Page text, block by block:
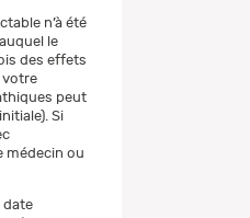
n’à été
le
des effets
votre
peut
Si
médecin ou
date